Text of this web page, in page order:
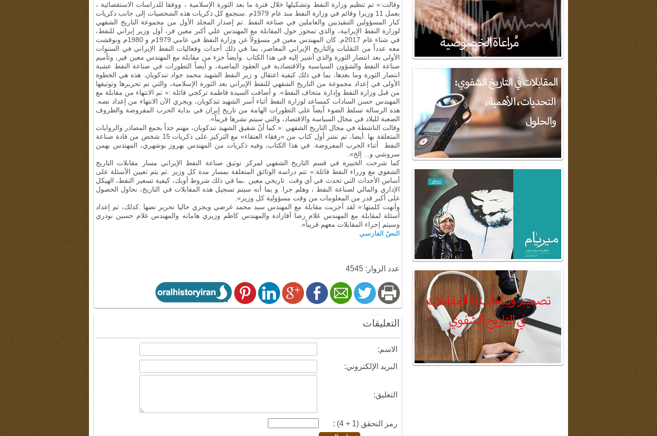
وقالت:« تم تنظيم وزارة النفط وتشكيلها خلال فترة ما بعد الثورة الإسلامية ، ووفقا للدراسات الاستقصائية ،
يعمل 11 وزيرا وقائم في وزارة النفط منذ عام 1979م
سنجمع كل ذكريات هذه الشخصيات إلى جانب ذكريات
كبار المسؤولين التنفيذيين والعاملين في صناعة النفط
تم إصدار المجلد الأول من مجموعة التاريخ الشفهي
لوزارة النفط الإيرانية، والذي تمحور حول المقابلة مع المهندس علي أكبر معين فر، أول وزير إيراني للنفط،
في شتاء عام 2017م
كان المهندس معين فر مسؤولاً عن وزارة النفط في عامي 1979م و 1980م ونوقشت
معه عدداً من التقلبات والتاريخ الإيراني المعاصر، بما في ذلك أحداث وفعاليات النفط الإيراني في السنوات
الأولى بعد انتصار الثورة والذي أشير إليه في هذا الكتاب
وأيضاً جزء من مقابلة مع المهندس معين فير، وتأميم
صناعة النفط والشؤون السياسية والاقتصادية في العقود الماضية، و أيضاً التطورات في صناعة النفط عشية
انتصار الثورة وما بعدها، بما في ذلك كيفية اعتقال و زير النفط الشهيد محمد جواد تندكويان. هذه هي الخطوة
الأولى في إعداد مجموعة من التاريخ الشفهي للنفط الإيراني بعد الثورة الإسلامية، والتي تم تحريرها وتوثيقها
من قبل وزارة النفط وإدارة متحاف النفط». و أضافت السيدة فاطمة تركجي قائلة :« تم الانتهاء من مقابلة مع
المهندس حسن السادات كمساعد لوزارة النفط أثناء أسر الشهيد تندكويان، ويجري الآن الانتهاء من إعداد نصه
هذه الرسالة تسلط الضوء أيضاً على التطورات الهامة من تاريخ إيران في بداية الحرب المفروضة والظروف
الصعبة للبلاد في مجال السياسة والاقتصاد، والتي سيتم نشرها قريباً».
وقالت الناشطة في مجال التاريخ الشفهي :« كما أنّ شقيق الشهيد تندكويان، مهتم جداً بجمع المصادر والروايات
المتعلقة بها
أيضا، تم نشر أول كتاب من «رفقاء العنقاء» مع التركيز على ذكريات 15 شخص من قادة صناعة
النفط أثناء الحرب المفروضة
في هذا الكتاب، وفيه ذكريات من المهندس بهروز بوشهري، المهندس بهمن
سروشي و
إلخ».
كما شرحت الخبيرة في قسم التاريخ الشفهي لمركز توثيق صناعة النفط الإيراني مسار مقابلات التاريخ
الشفوي مع وزراء النفط قائلة:« تتم دراسة الوثائق المتعلقة بمسار مدة كل وزير
ثم يتم تعيين الأسئلة على
أساس الأحداث التي تحدث في أي وقت تاريخي معين
بما في ذلك شروط أوبك، كيفية تسعير النفط، الهيكل
الإداري والمالي لصناعة النفط ، وهلم جرا
و بما أنه سيتم تسجيل هذه المقابلات في التاريخ، نحاول الحصول
على أكبر قدر من المعلومات من وقت مسؤولية كل وزير».
وأنهت كلمتها:« لقد أجريت مقابلة مع المهندس سيد محمد غرضي ويجري حاليا تحرير نصها .كذلك، تم إعداد
أسئلة لمقابلة مع المهندس غلام رضا آقازادة والمهندس كاظم وزيري هامانه والمهندس غلام حسين نوذري
وسيتم إجراء المقابلات معهم قريباً».
النصّ الفارسي
عدد الزوار: 4545
التعليقات
الاسم:
البريد الإلكتروني:
التعليق:
رمز التحقق (1 + 4) :